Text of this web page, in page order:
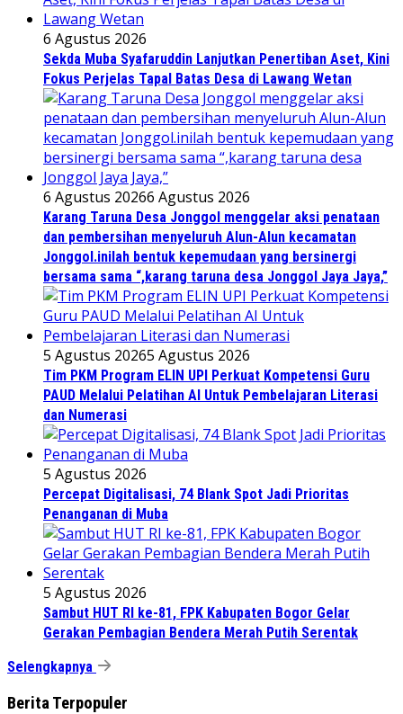
6 Agustus 2026
Sekda Muba Syafaruddin Lanjutkan Penertiban Aset, Kini
Fokus Perjelas Tapal Batas Desa di Lawang Wetan
6 Agustus 20266 Agustus 2026
Karang Taruna Desa Jonggol menggelar aksi penataan
dan pembersihan menyeluruh Alun-Alun kecamatan
Jonggol.inilah bentuk kepemudaan yang bersinergi
bersama sama “,karang taruna desa Jonggol Jaya Jaya,”
5 Agustus 20265 Agustus 2026
Tim PKM Program ELIN UPI Perkuat Kompetensi Guru
PAUD Melalui Pelatihan AI Untuk Pembelajaran Literasi
dan Numerasi
5 Agustus 2026
Percepat Digitalisasi, 74 Blank Spot Jadi Prioritas
Penanganan di Muba
5 Agustus 2026
Sambut HUT RI ke-81, FPK Kabupaten Bogor Gelar
Gerakan Pembagian Bendera Merah Putih Serentak
Selengkapnya
Berita Terpopuler